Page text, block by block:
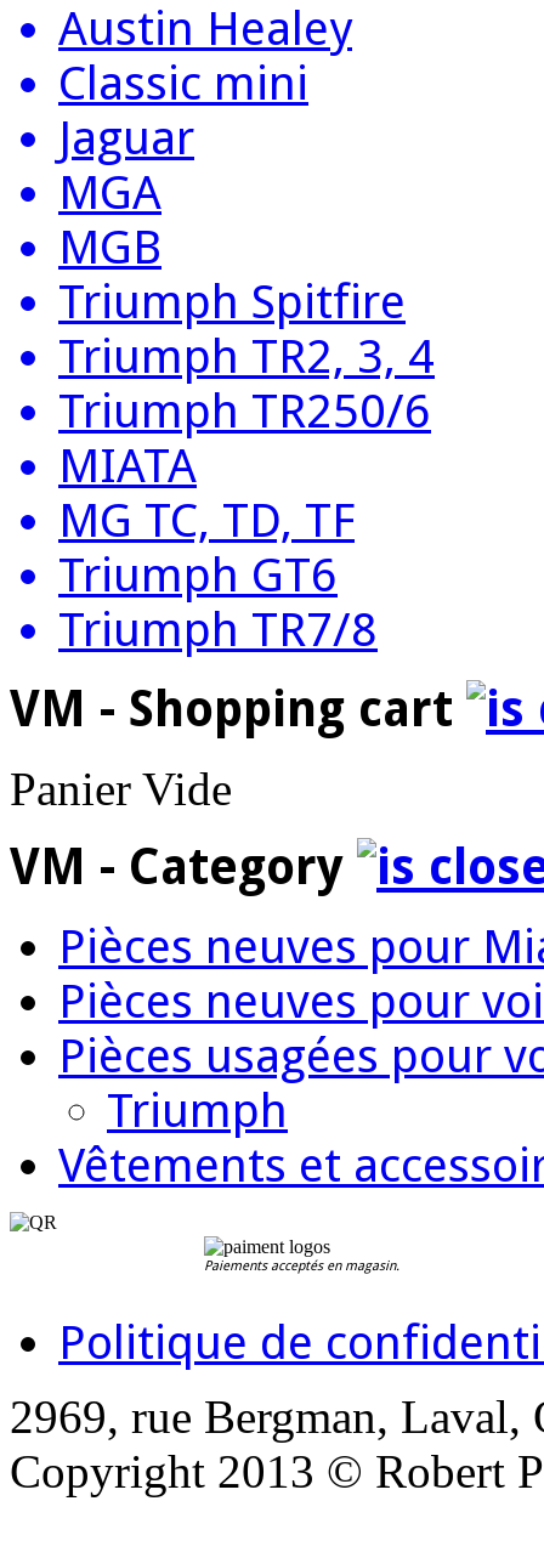
Austin Healey
Classic mini
Jaguar
MGA
MGB
Triumph Spitfire
Triumph TR2, 3, 4
Triumph TR250/6
MIATA
MG TC, TD, TF
Triumph GT6
Triumph TR7/8
VM - Shopping cart
Panier Vide
VM - Category
Pièces neuves pour
Pièces neuves pour
Pièces usagées pour
Triumph
Vêtements et
Paiements acceptés en magasin.
Politique de
2969, rue Bergman, Laval,
Copyright 2013 © Robert